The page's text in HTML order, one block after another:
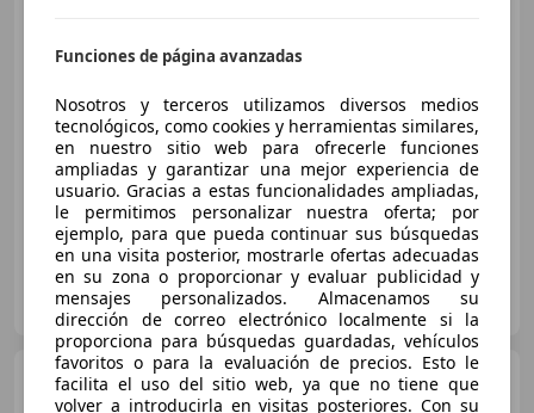
Buenprecio
10/2008 238.000 km Diésel 130 kW (177 CV)
Particular
ES-04160 Almería
BMW X3xDrive 20dA
Funciones de página avanzadas
Nosotros y terceros utilizamos diversos medios
tecnológicos, como cookies y herramientas similares,
en nuestro sitio web para ofrecerle funciones
ampliadas y garantizar una mejor experiencia de
usuario. Gracias a estas funcionalidades ampliadas,
le permitimos personalizar nuestra oferta; por
ejemplo, para que pueda continuar sus búsquedas
en una visita posterior, mostrarle ofertas adecuadas
en su zona o proporcionar y evaluar publicidad y
mensajes personalizados. Almacenamos su
dirección de correo electrónico localmente si la
proporciona para búsquedas guardadas, vehículos
favoritos o para la evaluación de precios. Esto le
facilita el uso del sitio web, ya que no tiene que
volver a introducirla en visitas posteriores. Con su